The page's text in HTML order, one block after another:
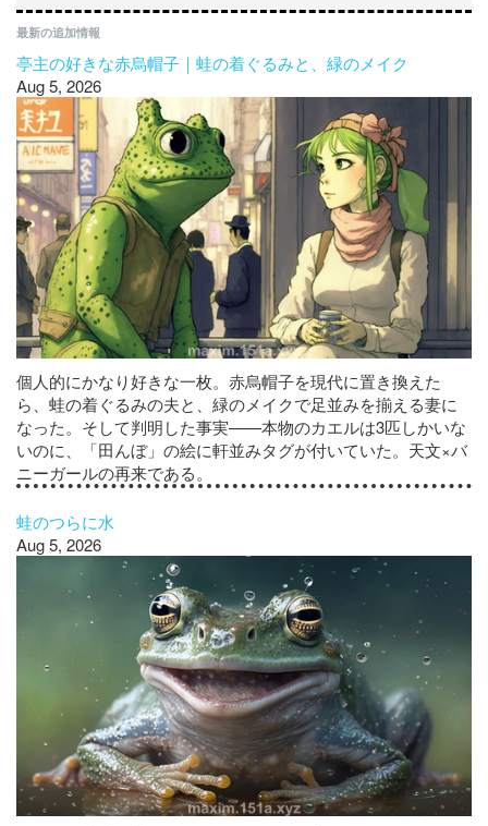
最新の追加情報
亭主の好きな赤烏帽子｜蛙の着ぐるみと、緑のメイク
Aug 5, 2026
個人的にかなり好きな一枚。赤烏帽子を現代に置き換えた
ら、蛙の着ぐるみの夫と、緑のメイクで足並みを揃える妻に
なった。そして判明した事実——本物のカエルは3匹しかいな
いのに、「田んぼ」の絵に軒並みタグが付いていた。天文×バ
ニーガールの再来である。
蛙のつらに水
Aug 5, 2026